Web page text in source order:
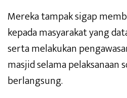
Mereka tampak sigap
kepada masyarakat yang
serta melakukan
masjid selama pelaksanaan
berlangsung.